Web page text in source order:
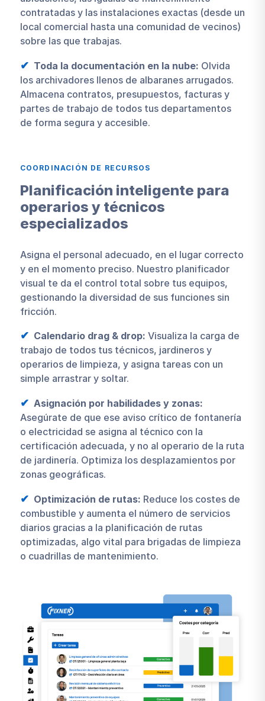
contratadas y las instalaciones exactas (desde un
local comercial hasta una comunidad de vecinos)
sobre las que trabajas.
Toda la documentación en la nube: Olvida
los archivadores llenos de albaranes arrugados.
Almacena contratos, presupuestos, facturas y
partes de trabajo de todos tus departamentos
de forma segura y accesible.
COORDINACIÓN DE RECURSOS
Planificación inteligente para
operarios y técnicos
especializados
Asigna el personal adecuado, en el lugar correcto
y en el momento preciso. Nuestro planificador
visual te da el control total sobre tus equipos,
gestionando la diversidad de sus funciones sin
fricción.
Calendario drag & drop: Visualiza la carga de
trabajo de todos tus técnicos, jardineros y
operarios de limpieza, y asigna tareas con un
simple arrastrar y soltar.
Asignación por habilidades y zonas:
Asegúrate de que ese aviso crítico de fontanería
o electricidad se asigna al técnico con la
certificación adecuada, y no al operario de la ruta
de jardinería. Optimiza los desplazamientos por
zonas geográficas.
Optimización de rutas: Reduce los costes de
combustible y aumenta el número de servicios
diarios gracias a la planificación de rutas
optimizadas, algo vital para brigadas de limpieza
o cuadrillas de mantenimiento.